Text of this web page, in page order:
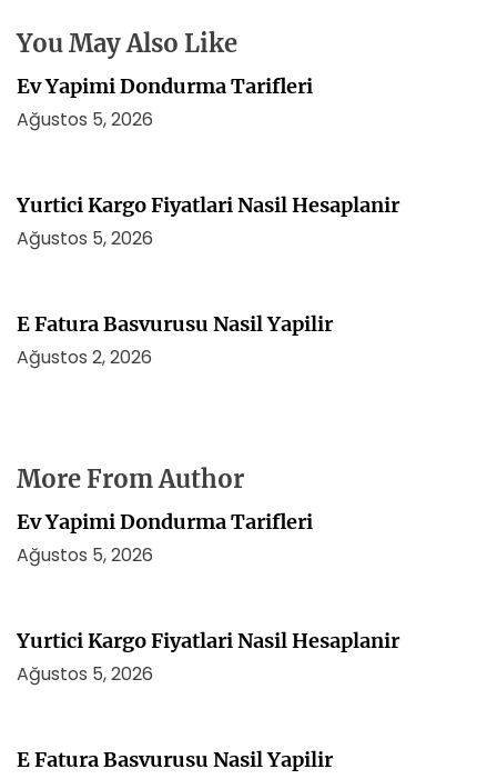
i
You May Also Like
Ev Yapimi Dondurma Tarifleri
Ağustos 5, 2026
Yurtici Kargo Fiyatlari Nasil Hesaplanir
Ağustos 5, 2026
E Fatura Basvurusu Nasil Yapilir
Ağustos 2, 2026
More From Author
Ev Yapimi Dondurma Tarifleri
Ağustos 5, 2026
Yurtici Kargo Fiyatlari Nasil Hesaplanir
Ağustos 5, 2026
E Fatura Basvurusu Nasil Yapilir